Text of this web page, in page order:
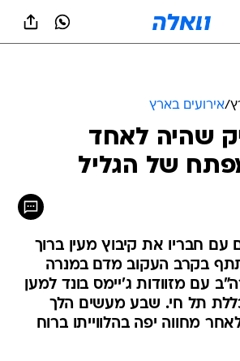
/אירועים בארץ
שהיה לאחד
של הגליל
עם חבריו את קיבוץ מעין ברוך
בקרב העקוב מדם במנרה
עם מזוודות ג'יימס בונד למען
תל חי. שבע מעשים הלך
בגיל 93 לאחר מחווה יפה בהלווייתו ברוח